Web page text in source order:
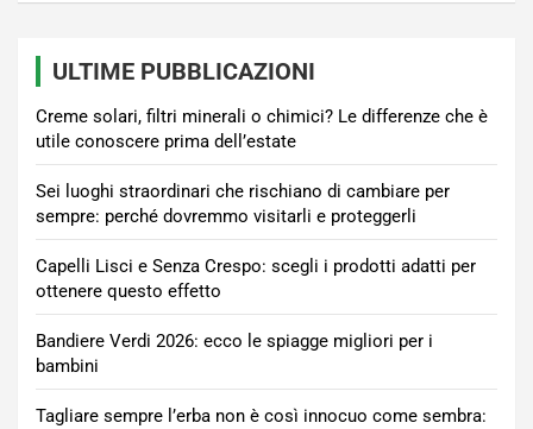
ULTIME PUBBLICAZIONI
Creme solari, filtri minerali o chimici? Le differenze che è
utile conoscere prima dell’estate
Sei luoghi straordinari che rischiano di cambiare per
sempre: perché dovremmo visitarli e proteggerli
Capelli Lisci e Senza Crespo: scegli i prodotti adatti per
ottenere questo effetto
Bandiere Verdi 2026: ecco le spiagge migliori per i
bambini
Tagliare sempre l’erba non è così innocuo come sembra: